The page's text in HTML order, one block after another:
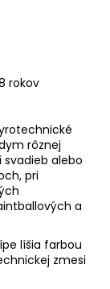
rokov
rôznej
alebo
pri
a
líšia farbou
zmesi